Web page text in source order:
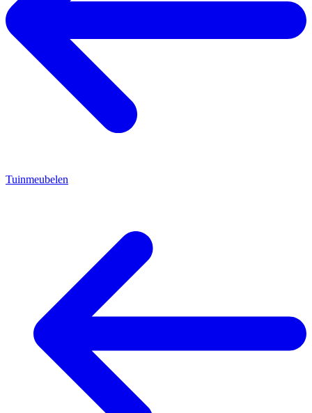
Tuinmeubelen